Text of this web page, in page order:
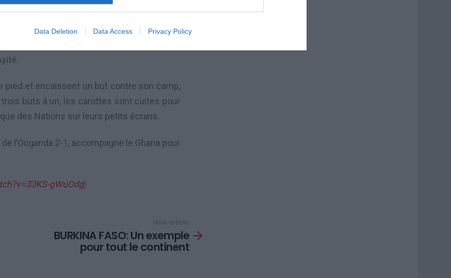
Data Deletion Data Access Privacy Policy
2-0, les Eperviers croient toujours à un
de la première mi-temps, ils réduisent le
pied et encaissent un but contre son camp,
trois buts à un, les carottes sont cuites pour
des Nations sur leurs petits écrans.
l’Ouganda 2-1, accompagne le Ghana pour
gWuOdg)
Next article
BURKINA FASO: Un exemple
pour tout le continent